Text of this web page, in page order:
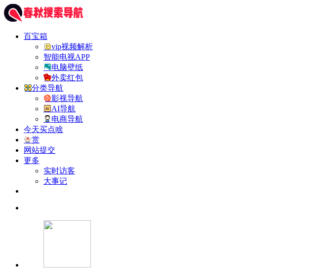
百宝箱
vip视频解析
智能电视APP
电脑壁纸
外卖红包
分类导航
影视导航
AI导航
电商导航
今天买点啥
赏
网站提交
更多
实时访客
大事记